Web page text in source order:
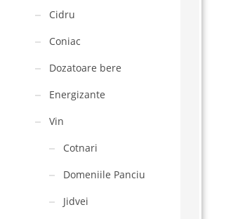
Cidru
Coniac
Dozatoare bere
Energizante
Vin
Cotnari
Domeniile Panciu
Jidvei